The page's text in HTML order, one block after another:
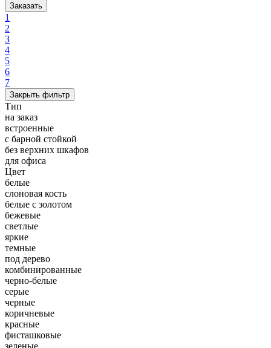
Заказать
1
2
3
4
5
6
7
Закрыть фильтр
Тип
на заказ
встроенные
с барной стойкой
без верхних шкафов
для офиса
Цвет
белые
слоновая кость
белые с золотом
бежевые
светлые
яркие
темные
под дерево
комбинированные
черно-белые
серые
черные
коричневые
красные
фисташковые
зеленые